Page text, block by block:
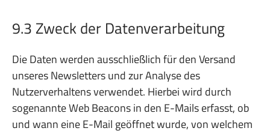
9.3 Zweck der Datenverarbeitung
Die Daten werden ausschließlich für den Versand
unseres Newsletters und zur Analyse des
Nutzerverhaltens verwendet. Hierbei wird durch
sogenannte Web Beacons in den E-Mails erfasst, ob
und wann eine E-Mail geöffnet wurde, von welchem